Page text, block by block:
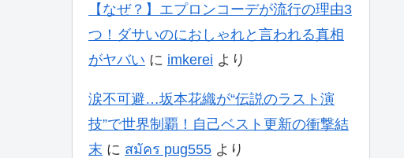
【なぜ？】エプロンコーデが流行の理由3
つ！ダサいのにおしゃれと言われる真相
がヤバい に imkerei より
涙不可避…坂本花織が“伝説のラスト演
技”で世界制覇！自己ベスト更新の衝撃結
末 に สมัคร pug555 より